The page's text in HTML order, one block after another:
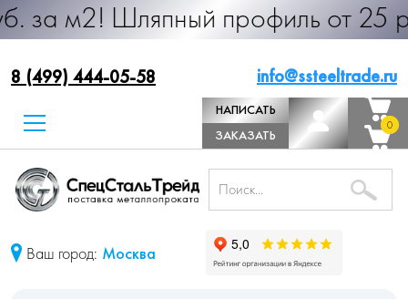
профиль от 25 руб. за
8 (499) 444-05-58 info@ssteeltrade.ru
НАПИСАТЬ
ДИРЕКТОРУ
ЗАКАЗАТЬ
ЗВОНОК
0
0
Ваш город: Москва